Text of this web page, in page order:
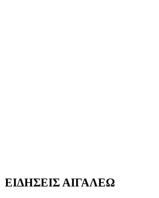
ΕΙΔΗΣΕΙΣ ΑΙΓΑΛΕΩ